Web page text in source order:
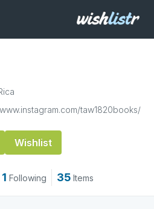
taw1820books/
Wishlist
1 Following 35 Items